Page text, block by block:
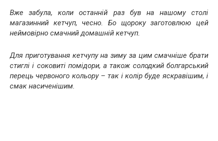
Вже забула, коли останній раз був на нашому столі
магазинний кетчуп, чесно. Бо щороку заготовлюю цей
неймовірно смачний домашній кетчуп.
Для приготування кетчупу на зиму за цим смачніше брати
стиглі і соковиті помідори, а також солодкий болгарський
перець червоного кольору – так і колір буде яскравішим, і
смак насиченішим.